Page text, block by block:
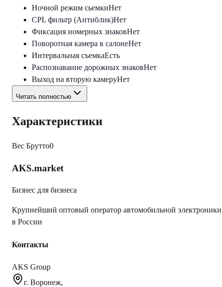
Ночной режим сьемкиНет
CPL фильтр (Антиблик)Нет
Фиксация номерных знаковНет
Поворотная камера в салонеНет
Интервальная съемкаЕсть
Распознавание дорожных знаковНет
Выход на вторую камеруНет
Читать полностью
Характеристики
Вес Брутто0
AKS.market
Бизнес для бизнеса
Крупнейший оптовый оператор автомобильной электроники
в России
Контакты
AKS Group
г. Воронеж,